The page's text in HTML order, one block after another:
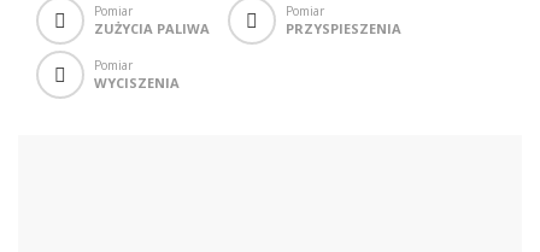
Pomiar
ZUŻYCIA PALIWA
Pomiar
PRZYSPIESZENIA
Pomiar
WYCISZENIA